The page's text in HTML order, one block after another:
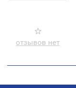
отзывов нет